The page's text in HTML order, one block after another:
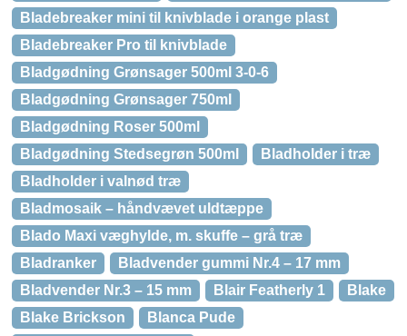
Bladebreaker mini til knivblade i orange plast
Bladebreaker Pro til knivblade
Bladgødning Grønsager 500ml 3-0-6
Bladgødning Grønsager 750ml
Bladgødning Roser 500ml
Bladgødning Stedsegrøn 500ml
Bladholder i træ
Bladholder i valnød træ
Bladmosaik – håndvævet uldtæppe
Blado Maxi væghylde, m. skuffe – grå træ
Bladranker
Bladvender gummi Nr.4 – 17 mm
Bladvender Nr.3 – 15 mm
Blair Featherly 1
Blake
Blake Brickson
Blanca Pude